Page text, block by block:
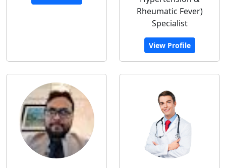
Rheumatic Fever)
Specialist
View Profile